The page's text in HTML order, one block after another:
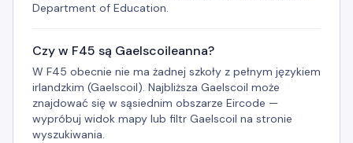
Department of Education.
Czy w F45 są Gaelscoileanna?
W F45 obecnie nie ma żadnej szkoły z pełnym językiem
irlandzkim (Gaelscoil). Najbliższa Gaelscoil może
znajdować się w sąsiednim obszarze Eircode —
wypróbuj widok mapy lub filtr Gaelscoil na stronie
wyszukiwania.